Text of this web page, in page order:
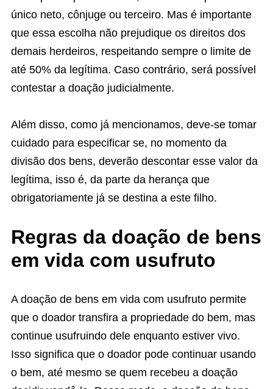
único neto, cônjuge ou terceiro. Mas é importante
que essa escolha não prejudique os direitos dos
demais herdeiros, respeitando sempre o limite de
até 50% da legítima. Caso contrário, será possível
contestar a doação judicialmente.
Além disso, como já mencionamos, deve-se tomar
cuidado para especificar se, no momento da
divisão dos bens, deverão descontar esse valor da
legítima, isso é, da parte da herança que
obrigatoriamente já se destina a este filho.
Regras da doação de bens
em vida com usufruto
A doação de bens em vida com usufruto permite
que o doador transfira a propriedade do bem, mas
continue usufruindo dele enquanto estiver vivo.
Isso significa que o doador pode continuar usando
o bem, até mesmo se quem recebeu a doação